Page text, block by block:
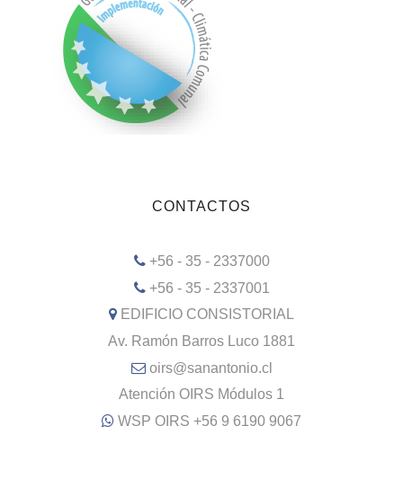
CONTACTOS
+56 - 35 - 2337000
+56 - 35 - 2337001
EDIFICIO CONSISTORIAL
Av. Ramón Barros Luco 1881
oirs@sanantonio.cl
Atención OIRS Módulos 1
WSP OIRS +56 9 6190 9067